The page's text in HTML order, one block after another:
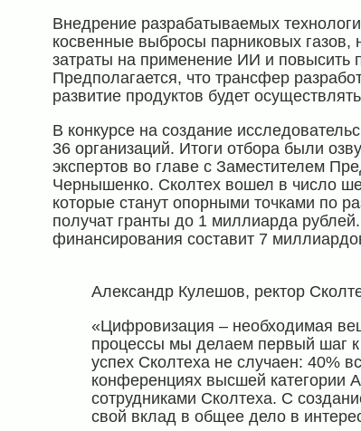
Внедрение разрабатываемых
косвенные выбросы парниковых газов,
затраты на применение ИИ и повысить
Предполагается, что трансфер
развитие продуктов будет
В конкурсе на создание
36 организаций. Итоги отбора были
экспертов во главе с Заместителем
Чернышенко. Сколтех вошел в число
которые станут опорными точками по
получат гранты до 1 миллиарда
финансирования составит 7
Александр Кулешов, ректор
«Цифровизация – необходимая
процессы мы делаем первый шаг к
успех Сколтеха не случаен: 40%
конференциях высшей категории
сотрудниками Сколтеха. С
свой вклад в общее дело в